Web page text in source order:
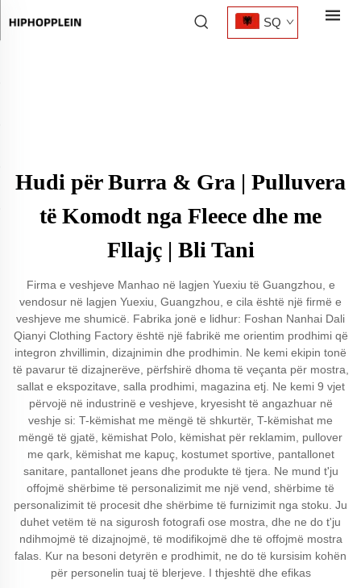
SQ
Hudi për Burra & Gra | Pulluvera
të Komodt nga Fleece dhe me
Fllajç | Bli Tani
Firma e veshjeve Manhao në lagjen Yuexiu të Guangzhou, e
vendosur në lagjen Yuexiu, Guangzhou, e cila është një firmë e
veshjeve me shumicë. Fabrika jonë e lidhur: Foshan Nanhai Dali
Qianyi Clothing Factory është një fabrikë me orientim prodhimi që
integron zhvillimin, dizajnimin dhe prodhimin. Ne kemi ekipin tonë
të pavarur të dizajnerëve, përfshirë dhoma të veçanta për mostra,
sallat e ekspozitave, salla prodhimi, magazina etj. Ne kemi 9 vjet
përvojë në industrinë e veshjeve, kryesisht të angazhuar në
veshje si: T-këmishat me mëngë të shkurtër, T-këmishat me
mëngë të gjatë, këmishat Polo, këmishat për reklamim, pullover
me qark, këmishat me kapuç, kostumet sportive, pantallonet
sanitare, pantallonet jeans dhe produkte të tjera. Ne mund t'ju
offojmë shërbime të personalizimit me një vend, shërbime të
personalizimit të procesit dhe shërbime të furnizimit nga stoku. Ju
duhet vetëm të na sigurosh fotografi ose mostra, dhe ne do t'ju
ndihmojmë të dizajnojmë, të modifikojmë dhe të offojmë mostra
falas. Kur na besoni detyrën e prodhimit, ne do të kursisim kohën
për personelin tuaj të blerjeve. I thjeshtë dhe efikas